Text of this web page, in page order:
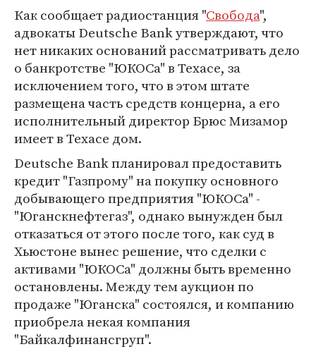
Как сообщает радиостанция "Свобода",
адвокаты Deutsche Bank утверждают, что
нет никаких оснований рассматривать дело
о банкротстве "ЮКОСа" в Техасе, за
исключением того, что в этом штате
размещена часть средств концерна, а его
исполнительный директор Брюс Мизамор
имеет в Техасе дом.
Deutsche Bank планировал предоставить
кредит "Газпрому" на покупку основного
добывающего предприятия "ЮКОСа" -
"Юганскнефтегаз", однако вынужден был
отказаться от этого после того, как суд в
Хьюстоне вынес решение, что сделки с
активами "ЮКОСа" должны быть временно
остановлены. Между тем аукцион по
продаже "Юганска" состоялся, и компанию
приобрела некая компания
"Байкалфинансгруп".